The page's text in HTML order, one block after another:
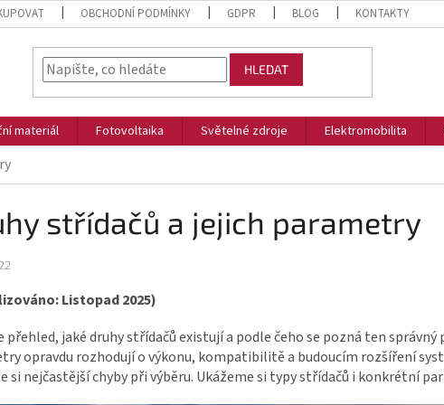
OBCHODNÍ PODMÍNKY GDPR BLOG KONTAKTY
HLEDAT
materiál Fotovoltaika Světelné zdroje Elektromobilita
střídačů a jejich parametry
Listopad 2025)
přehled, jaké druhy střídačů existují a podle čeho se pozná ten
opravdu rozhodují o výkonu, kompatibilitě a budoucím rozšíření
si nejčastější chyby při výběru. Ukážeme si typy střídačů i konkrétní